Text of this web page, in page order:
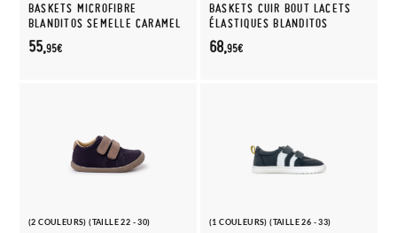
BASKETS MICROFIBRE
BLANDITOS SEMELLE CARAMEL
55,95€
BASKETS CUIR BOUT LACETS
ÉLASTIQUES BLANDITOS
68,95€
(2 COULEURS) (TAILLE 22 - 30) (1 COULEURS) (TAILLE 26 - 33)